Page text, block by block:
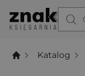
Katalog